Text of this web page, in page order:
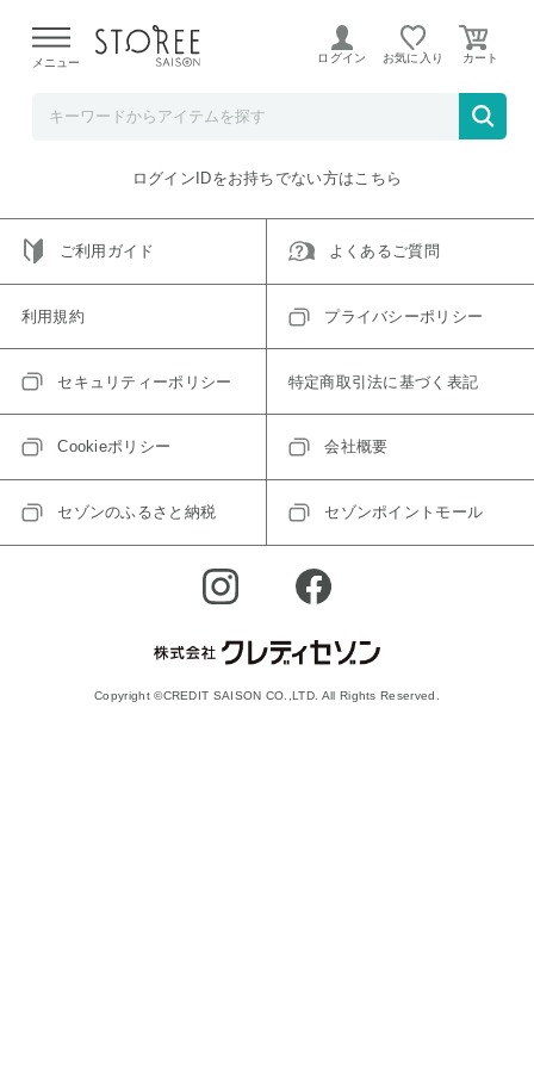
よる配送遅延が発生しております。
メニュー ログイン お気に入り
ご指定のアイテムは取り扱い終了、またはただいま取り扱い
トップへ戻る
ログインIDをお持ちでない方はこちら
ご利用ガイド よくあるご質問
利用規約 プライバシーポリシー
セキュリティーポリシー 特定商取引法に基づく表記
Cookieポリシー 会社概要
セゾンのふるさと納税 セゾンポイントモール
Copyright ©CREDIT SAISON CO.,LTD. All Rights Reserved.